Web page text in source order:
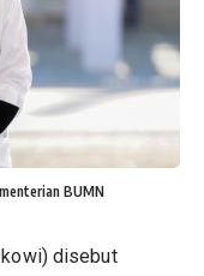
BUMN
disebut